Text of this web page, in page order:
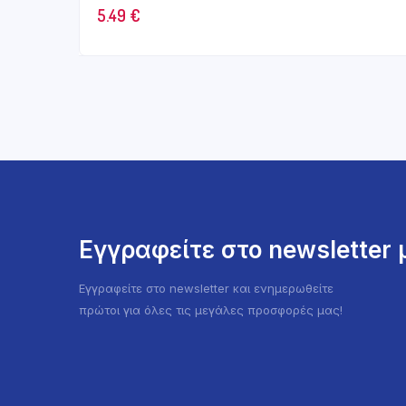
5.49 €
Εγγραφείτε στο newsletter
Εγγραφείτε στο newsletter και ενημερωθείτε
πρώτοι για όλες τις μεγάλες προσφορές μας!